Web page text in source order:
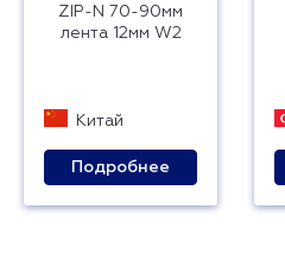
ZIP-N 70-90мм
лента 12мм W2
Китай
Подробнее